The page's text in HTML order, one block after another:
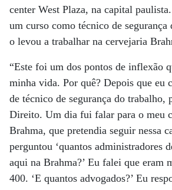
center West Plaza, na capital
um curso como técnico de
o levou a trabalhar na cervejaria
“Este foi um dos pontos de inflexão
minha vida. Por quê? Depois que eu
de técnico de segurança do trabalho,
Direito. Um dia fui falar para o meu
Brahma, que pretendia seguir nessa
perguntou ‘quantos administradores
aqui na Brahma?’ Eu falei que eram
400. ‘E quantos advogados?’ Eu